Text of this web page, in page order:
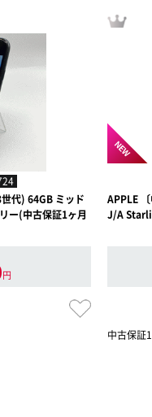
代) 64GB ミッド
ー(中古保証1ヶ月
円
NEW
APPLE
J/A
中古保証